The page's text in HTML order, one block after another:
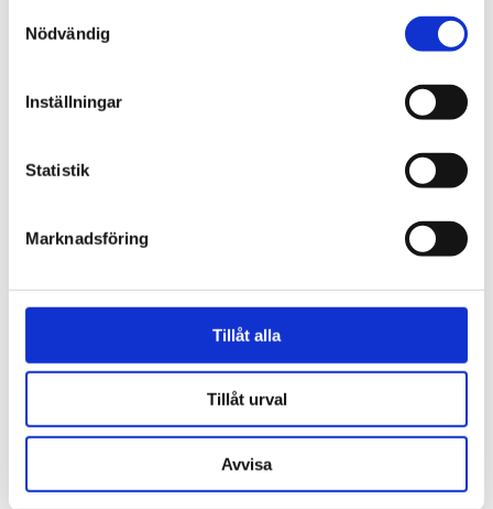
Nödvändig
Inställningar
Statistik
Marknadsföring
Tillåt alla
Tillåt urval
Avvisa
Han blev av med jobbet på
grund av facket
Samhälle